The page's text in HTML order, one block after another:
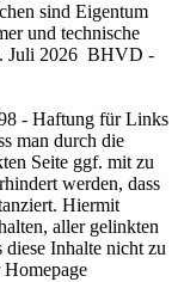
sind Eigentum
und technische
Juli 2026 BHVD -
- Haftung für Links
man durch die
Seite ggf. mit zu
werden, dass
Hiermit
aller gelinkten
diese Inhalte nicht zu